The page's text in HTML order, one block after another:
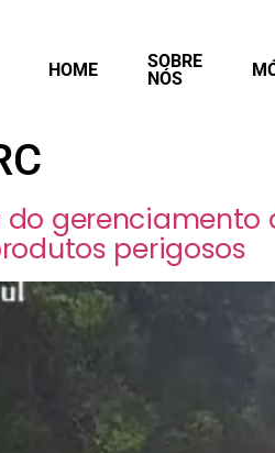
HOME
SOBRE
NÓS
perigosos